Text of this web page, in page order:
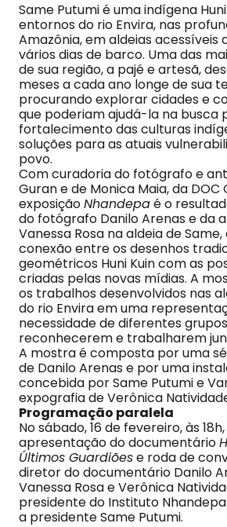
Same Putumi é uma indígena
entornos do rio Envira, nas
Amazônia, em aldeias acessíveis
vários dias de barco. Uma das
de sua região, a pajé e artesã,
meses a cada ano longe de sua
procurando explorar cidades e
que poderiam ajudá-la na busca
fortalecimento das culturas
soluções para as atuais
povo.
Com curadoria do fotógrafo e
Guran e de Monica Maia, da DOC
exposiçãoNhandepaé o
do fotógrafo Danilo Arenas e da
Vanessa Rosa na aldeia de
conexão entre os desenhos
geométricos Huni Kuin com as
criadas pelas novas mídias. A
os trabalhos desenvolvidos nas
do rio Envira em uma
necessidade de diferentes
reconhecerem e trabalharem
A mostra é composta por uma
de Danilo Arenas e por uma
concebida por Same Putumi e
expografia de Verônica
Programação paralela
No sábado, 16 de fevereiro, às
apresentação do documentário
Últimos Guardiõese roda de
diretor do documentário Danilo
Vanessa Rosa e Verônica
presidente do Instituto
a presidente Same Putumi.